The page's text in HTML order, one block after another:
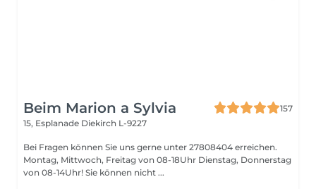
Beim Marion a Sylvia
157
15, Esplanade Diekirch L-9227
Bei Fragen können Sie uns gerne unter 27808404 erreichen.
Montag, Mittwoch, Freitag von 08-18Uhr Dienstag, Donnerstag
von 08-14Uhr! Sie können nicht ...